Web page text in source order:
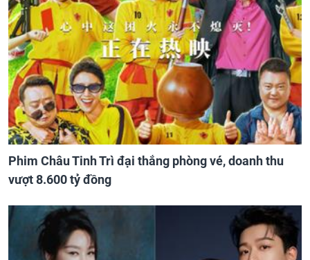
Phim Châu Tinh Trì đại thắng phòng vé, doanh thu
vượt 8.600 tỷ đồng